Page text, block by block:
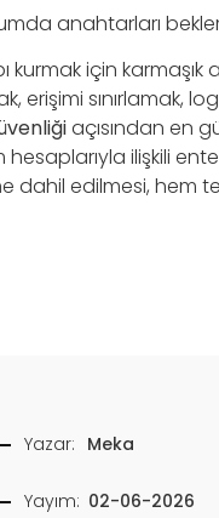
anahtarları
kurmak için
erişimi sınırlamak,
açısından en
hesaplarıyla ilişkili
dahil edilmesi, hem
Yazar: Meka
Yayım: 02-06-2026